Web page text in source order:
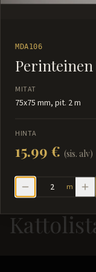
MDA106
MITAT
75x75 mm, pit. 2 m
HINTA
15.99 € (sis. alv)
m